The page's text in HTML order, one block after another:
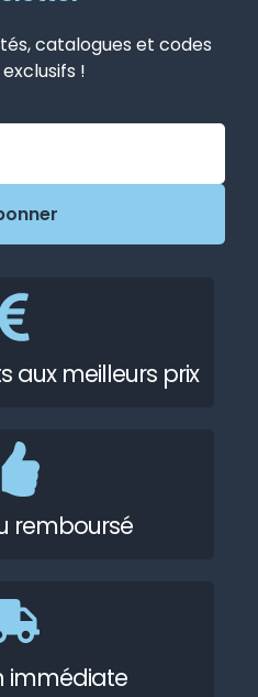
catalogues et codes
!
aux meilleurs prix
remboursé
immédiate